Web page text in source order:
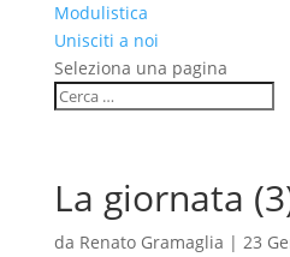
Modulistica
Unisciti a noi
Seleziona una pagina
La giornata
da Renato Gramaglia | 23